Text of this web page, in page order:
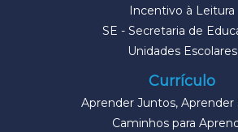
Incentivo à Leitura
SE - Secretaria de
Unidades Escolares
Currículo
Aprender Juntos, Aprender
Caminhos para